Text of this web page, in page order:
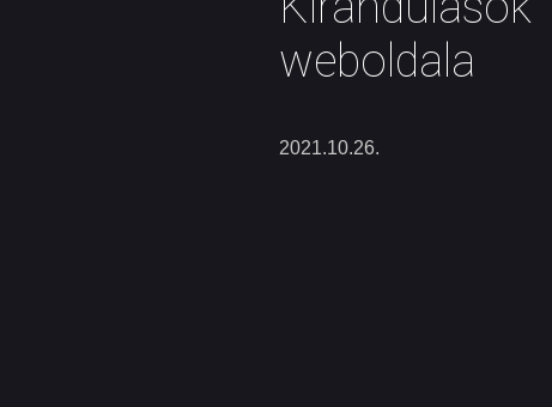
weboldala
2021.10.26.